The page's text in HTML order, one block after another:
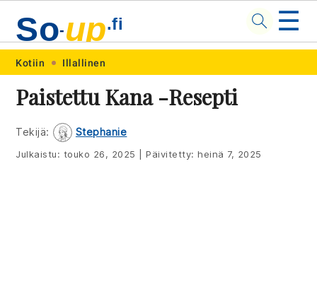
Skip
primary
navigation
Skip
main
content
Skip
primary
sidebar
Skip
footer
So-up.fi ☰
Kotiin Illallinen
Paistettu Kana -resepti
Tekijä: Stephanie
Julkaistu: touko 26, 2025 Päivitetty:heinä 7, 2025